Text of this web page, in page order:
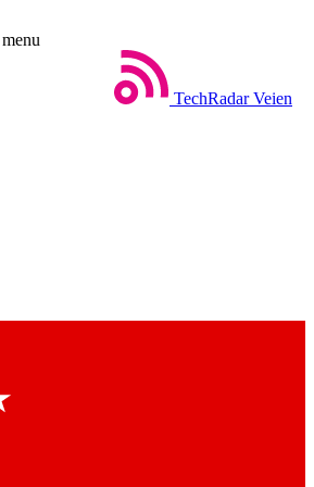
TechRadar Veien